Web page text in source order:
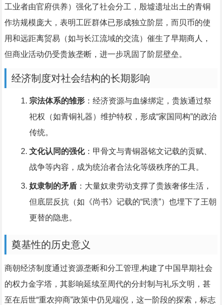
工业者由官府供养）强化了社会分工，殷墟遗址出土的青铜
作坊规模庞大，表明工匠群体已形成独立阶层，而贝币的使
用和远距离贸易（如与长江流域的交流）催生了早期商人，
但商业活动仍受贵族垄断，进一步巩固了阶层壁垒。
经济制度对社会结构的长期影响
宗法体系的雏形：经济资源与血缘绑定，贵族通过祭
祀权（如青铜礼器）维护特权，形成“家国同构”的政治
传统。
文化认同的强化：甲骨文与青铜器铭文记载的贡赋、
战争等内容，成为统治者合法化等级秩序的工具。
奴隶制的矛盾：大量奴隶劳动支撑了贵族奢侈生活，
但底层反抗（如《尚书》记载的“民溃”）也埋下了王朝
更替的隐患。
奠基性的历史意义
商朝经济制度通过资源垄断和分工管理,构建了中国早期社会
的权力金字塔，其影响延续至周代的分封制与礼乐文明，甚
至在后世“重农抑商”政策中仍见端倪，这一阶段的探索，标志